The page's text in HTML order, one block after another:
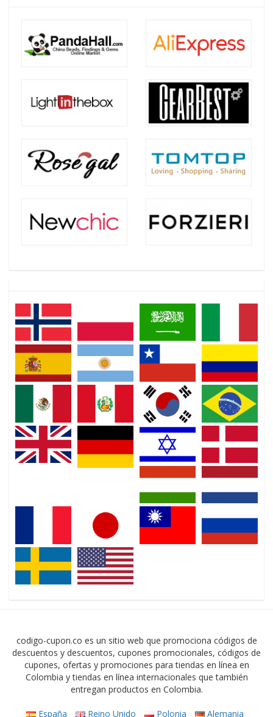
codigo-cupon.co es un sitio web que promociona códigos de
descuentos y descuentos, cupones promocionales, códigos de
cupones, ofertas y promociones para tiendas en línea en
Colombia y tiendas en línea internacionales que también
entregan productos en Colombia.
España Reino Unido Polonia Alemania